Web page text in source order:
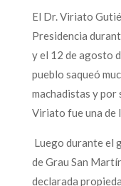
El Dr. Viriato
Presidencia
y el 12 de agosto
pueblo saqueó
machadistas y por
Viriato fue una de
Luego durante el
de Grau San
declarada